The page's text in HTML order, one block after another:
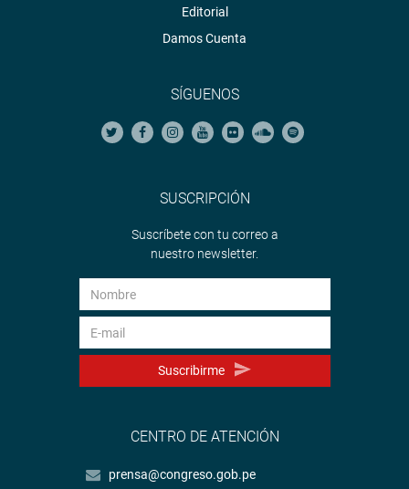
Editorial
Damos Cuenta
SÍGUENOS
SUSCRIPCIÓN
Suscríbete con tu correo a
nuestro newsletter.
Suscribirme
CENTRO DE ATENCIÓN
prensa@congreso.gob.pe